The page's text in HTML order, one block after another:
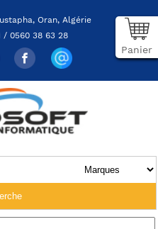
Oran, Algérie
/ 0560 38 63 28
Panier